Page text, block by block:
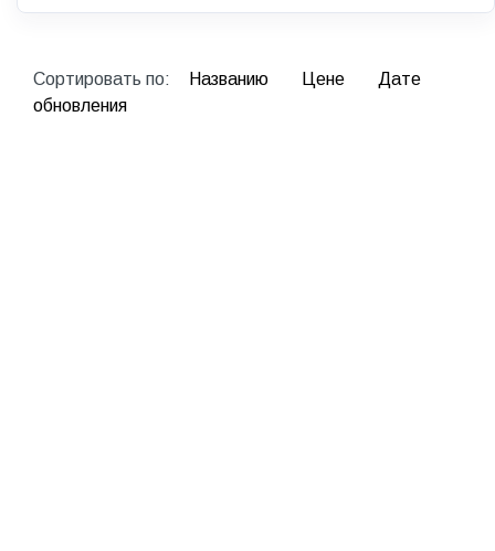
Сортировать по: Названию Цене
Дате
обновления